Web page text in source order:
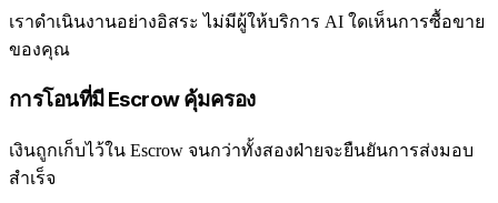
เราดำเนินงานอย่างอิสระ ไม่มีผู้ให้บริการ AI ใดเห็นการซื้อขาย
ของคุณ
การโอนที่มี Escrow คุ้มครอง
เงินถูกเก็บไว้ใน Escrow จนกว่าทั้งสองฝ่ายจะยืนยันการส่งมอบ
สำเร็จ